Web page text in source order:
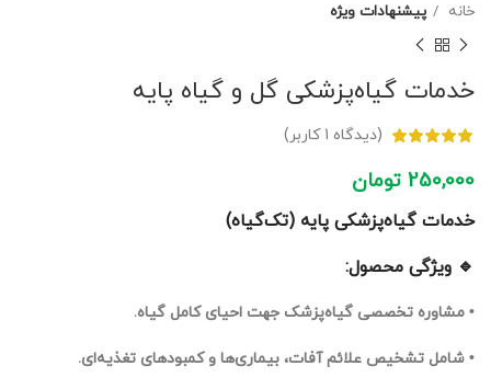
خانه پیشنهادات ویژه
خدمات گیاه‌پزشکی گل و گیاه پایه
(دیدگاه 1 کاربر)
250,000 تومان
خدمات گیاه‌پزشکی پایه (تک‌گیاه)
🔹 ویژگی محصول:
• مشاوره تخصصی گیاه‌پزشک جهت احیای کامل گیاه.
• شامل تشخیص علائم آفات، بیماری‌ها و کمبودهای تغذیه‌ای.